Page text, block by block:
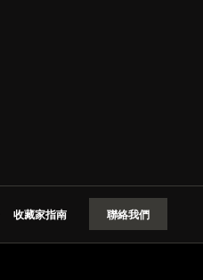
收藏家指南 聯絡我們